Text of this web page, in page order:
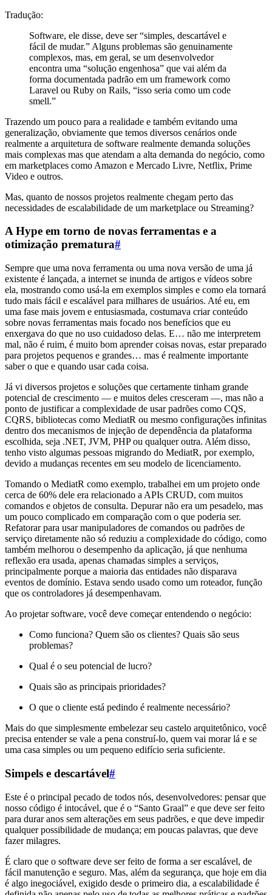
Tradução:
Software, ele disse, deve ser “simples, descartável e
fácil de mudar.” Alguns problemas são genuinamente
complexos, mas, em geral, se um desenvolvedor
encontra uma “solução engenhosa” que vai além da
forma documentada padrão em um framework como
Laravel ou Ruby on Rails, “isso seria como um code
smell.”
Trazendo um pouco para a realidade e também evitando uma
generalização, obviamente que temos diversos cenários onde
realmente a arquitetura de software realmente demanda soluções
mais complexas mas que atendam a alta demanda do negócio, como
em marketplaces como Amazon e Mercado Livre, Netflix, Prime
Video e outros.
Mas, quanto de nossos projetos realmente chegam perto das
necessidades de escalabilidade de um marketplace ou Streaming?
A Hype em torno de novas ferramentas e a
otimização prematura#
Sempre que uma nova ferramenta ou uma nova versão de uma já
existente é lançada, a internet se inunda de artigos e vídeos sobre
ela, mostrando como usá-la em exemplos simples e como ela tornará
tudo mais fácil e escalável para milhares de usuários. Até eu, em
uma fase mais jovem e entusiasmada, costumava criar conteúdo
sobre novas ferramentas mais focado nos benefícios que eu
enxergava do que no uso cuidadoso delas. E… não me interpretem
mal, não é ruim, é muito bom aprender coisas novas, estar preparado
para projetos pequenos e grandes… mas é realmente importante
saber o que e quando usar cada coisa.
Já vi diversos projetos e soluções que certamente tinham grande
potencial de crescimento — e muitos deles cresceram —, mas não a
ponto de justificar a complexidade de usar padrões como CQS,
CQRS, bibliotecas como MediatR ou mesmo configurações infinitas
dentro dos mecanismos de injeção de dependência da plataforma
escolhida, seja .NET, JVM, PHP ou qualquer outra. Além disso,
tenho visto algumas pessoas migrando do MediatR, por exemplo,
devido a mudanças recentes em seu modelo de licenciamento.
Tomando o MediatR como exemplo, trabalhei em um projeto onde
cerca de 60% dele era relacionado a APIs CRUD, com muitos
comandos e objetos de consulta. Depurar não era um pesadelo, mas
um pouco complicado em comparação com o que poderia ser.
Refatorar para usar manipuladores de comandos ou padrões de
serviço diretamente não só reduziu a complexidade do código, como
também melhorou o desempenho da aplicação, já que nenhuma
reflexão era usada, apenas chamadas simples a serviços,
principalmente porque a maioria das entidades não disparava
eventos de domínio. Estava sendo usado como um roteador, função
que os controladores já desempenhavam.
Ao projetar software, você deve começar entendendo o negócio:
Como funciona? Quem são os clientes? Quais são seus
problemas?
Qual é o seu potencial de lucro?
Quais são as principais prioridades?
O que o cliente está pedindo é realmente necessário?
Mais do que simplesmente embelezar seu castelo arquitetônico, você
precisa entender se vale a pena construí-lo, quem vai morar lá e se
uma casa simples ou um pequeno edifício seria suficiente.
Simpels e descartável#
Este é o principal pecado de todos nós, desenvolvedores: pensar que
nosso código é intocável, que é o “Santo Graal” e que deve ser feito
para durar anos sem alterações em seus padrões, e que deve impedir
qualquer possibilidade de mudança; em poucas palavras, que deve
fazer milagres.
É claro que o software deve ser feito de forma a ser escalável, de
fácil manutenção e seguro. Mas, além da segurança, que hoje em dia
é algo inegociável, exigido desde o primeiro dia, a escalabilidade é